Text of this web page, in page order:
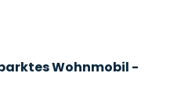
Wohnmobil -